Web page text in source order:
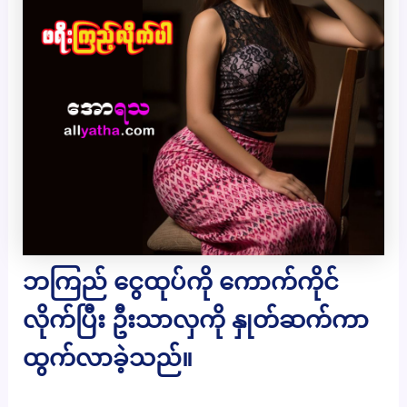
ဘကြည် ငွေထုပ်ကို ကောက်ကိုင်
လိုက်ပြီး ဦးသာလှကို နှုတ်ဆက်ကာ
ထွက်လာခဲ့သည်။